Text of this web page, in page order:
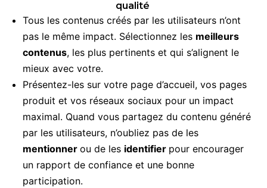
qualité
Tous les contenus créés par les utilisateurs n’ont
pas le même impact. Sélectionnez les meilleurs
contenus, les plus pertinents et qui s’alignent le
mieux avec votre.
Présentez-les sur votre page d’accueil, vos pages
produit et vos réseaux sociaux pour un impact
maximal. Quand vous partagez du contenu généré
par les utilisateurs, n’oubliez pas de les
mentionner ou de les identifier pour encourager
un rapport de confiance et une bonne
participation.